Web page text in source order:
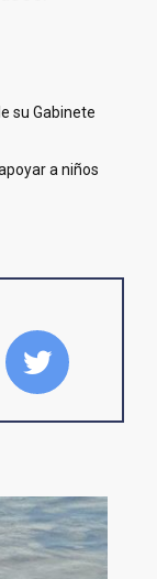
su Gabinete
a niños